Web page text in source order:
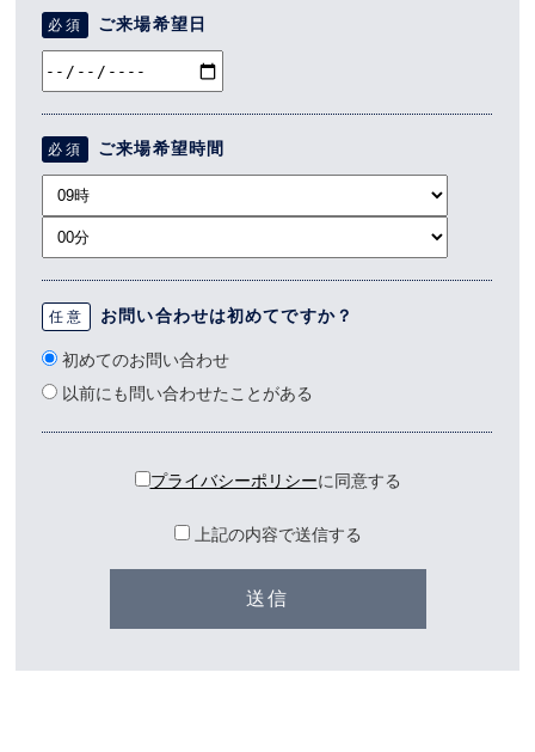
必須 ご来場希望日
必須 ご来場希望時間
任意 お問い合わせは初めてですか？
初めてのお問い合わせ
以前にも問い合わせたことがある
プライバシーポリシーに同意する
上記の内容で送信する